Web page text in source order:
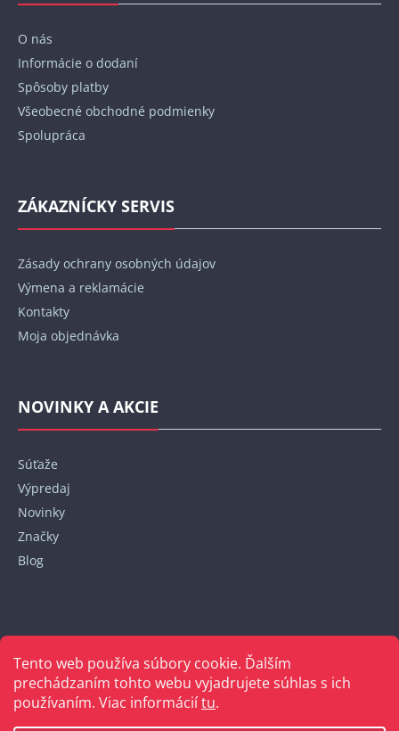
Tento web používa súbory cookie. Ďalším
prechádzaním tohto webu vyjadrujete súhlas s ich
používaním. Viac informáciítu.
O nás
Informácie o dodaní
Spôsoby platby
Všeobecné obchodné podmienky
Spolupráca
ZÁKAZNÍCKY SERVIS
Zásady ochrany osobných údajov
Výmena a reklamácie
Kontakty
Moja objednávka
NOVINKY A AKCIE
Súťaže
Výpredaj
Novinky
Značky
Blog
+421 948 152 820